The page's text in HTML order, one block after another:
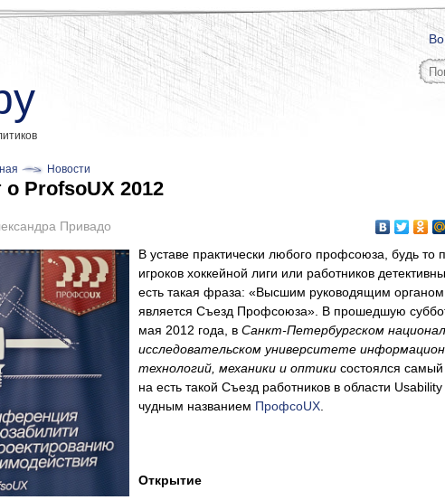
Новости
о ProfsoUX 2012
Привадо
В уставе практически любого профсоюза, будь то
игроков хоккейной лиги или работников
есть такая фраза: «Высшим руководящим органом
является Съезд Профсоюза». В прошедшую
мая 2012 года, в Санкт-Петербургском
исследовательском университете
технологий, механики и оптики состоялся самый
на есть такой Съезд работников в области
чудным названием ПрофсоUX
Открытие